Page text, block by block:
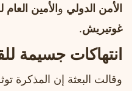
الأمن الدولي والأمين العام
غوتيريش.
انتهاكات جسيمة
وقالت البعثة إن المذكرة